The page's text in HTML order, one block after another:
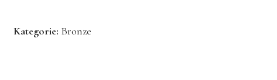
Kategorie: Bronze